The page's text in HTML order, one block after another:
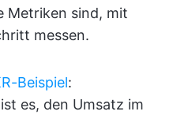
Metriken sind, mit
messen.
Beispiel:
es, den Umsatz im